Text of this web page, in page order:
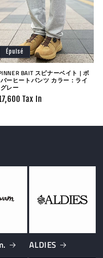
Épuisé
BAIT スピナーベイト | ボ
ーヒートパンツ カラー：ライ
グレー
Tax In
ALDIES